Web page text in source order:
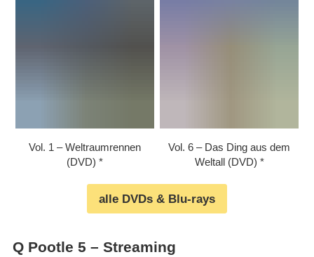
Vol. 1 – Weltraumrennen
(DVD)
Vol. 6 – Das Ding aus dem
Weltall (DVD)
alle DVDs & Blu-rays
Q Pootle 5 – Streaming